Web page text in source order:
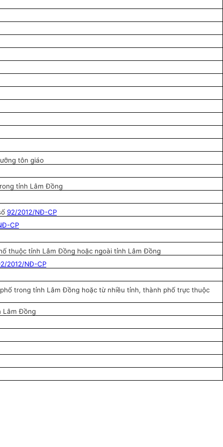
tôn giáo
tỉnh Lâm Đồng
92/2012/NĐ-CP
CP
thuộc tỉnh Lâm Đồng hoặc ngoài tỉnh Lâm Đồng
2012/NĐ-CP
trong tỉnh Lâm Đồng hoặc từ nhiều tỉnh, thành phố trực thuộc
Lâm Đồng